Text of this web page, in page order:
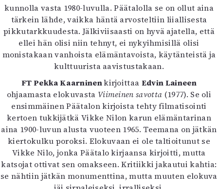
kunnolla vasta 1980-luvulla. Päätalolla se on ollut aina
tärkein lähde, vaikka häntä arvosteltiin liiallisesta
pikkutarkkuudesta. Jälkiviisaasti on hyvä ajatella, että
ellei hän olisi niin tehnyt, ei nykyihmisillä olisi
monistakaan vanhoista elämäntavoista, käytänteistä ja
kulttuurista aavistustakaan.
FT Pekka Kaarninenkirjoittaa Edvin Laineen
ohjaamasta elokuvasta Viimeinen savotta (1977). Se oli
ensimmäinen Päätalon kirjoista tehty filmatisointi
kertoen tukkijätkä Vikke Nilon karun elämäntarinan
aina 1900-luvun alusta vuoteen 1965. Teemana on jätkän
kiertokulku poroksi. Elokuvaan ei ole taltioitunut se
Vikke Nilo, jonka Päätalo kirjaansa kirjoitti, mutta
katsojat ottivat sen omakseen. Kritiikki jakautui kahtia:
se nähtiin jätkän monumenttina, mutta muuten elokuva